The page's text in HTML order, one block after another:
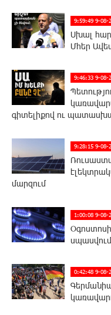
9:59:49 9-08-
Սխալ
Մհեր
9:46:33 9-08-
գիտելիքով ու
9:28:15 9-08-
մարզում
1:00:08 9-08-
սպասվում
0:42:48 9-08-